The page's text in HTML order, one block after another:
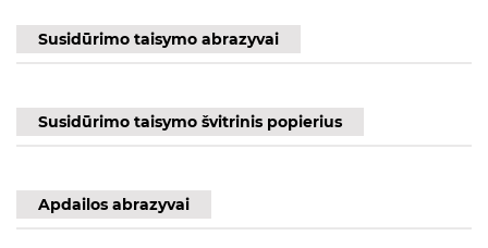
Susidūrimo taisymo abrazyvai
Susidūrimo taisymo švitrinis popierius
Apdailos abrazyvai